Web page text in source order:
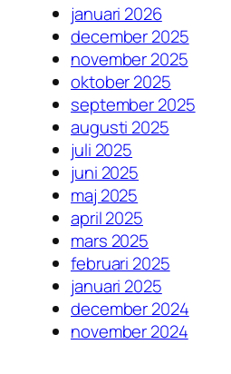
januari 2026
december 2025
november 2025
oktober 2025
september 2025
augusti 2025
juli 2025
juni 2025
maj 2025
april 2025
mars 2025
februari 2025
januari 2025
december 2024
november 2024